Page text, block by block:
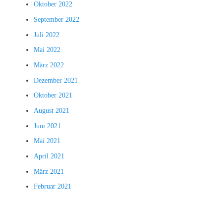
Oktober 2022
September 2022
Juli 2022
Mai 2022
März 2022
Dezember 2021
Oktober 2021
August 2021
Juni 2021
Mai 2021
April 2021
März 2021
Februar 2021